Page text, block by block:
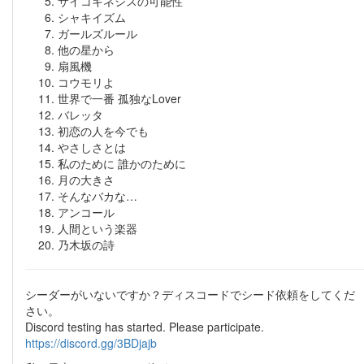
シャキイズム
ガールズルール
他の星から
扇風機
コウモリよ
世界で一番 孤独なLover
バレッタ
初恋の人を今でも
やさしさとは
私のために 誰かのために
月の大きさ
そんなバカな…
アンコール
人間という楽器
乃木坂の詩
シーダーがいないですか？ディスコードでシード依頼をしてくだ
さい。
Discord testing has started. Please participate.
https://discord.gg/3BDjajb